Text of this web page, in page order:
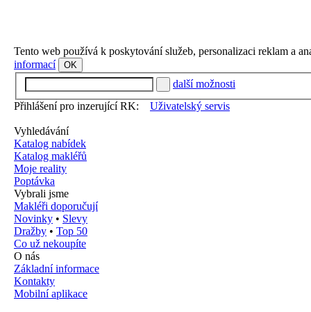
Tento web používá k poskytování služeb, personalizaci reklam a
informací
OK
další možnosti
Přihlášení pro inzerující RK:
Uživatelský servis
Vyhledávání
Katalog nabídek
Katalog makléřů
Moje reality
Poptávka
Vybrali jsme
Makléři doporučují
Novinky • Slevy
Dražby • Top 50
Co už nekoupíte
O nás
Základní informace
Kontakty
Mobilní aplikace